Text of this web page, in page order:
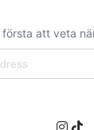
första att veta